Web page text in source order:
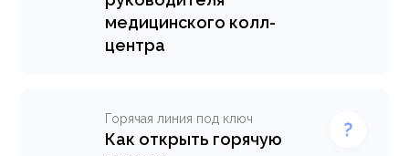
медицинского колл-
центра
Горячая линия под ключ
Как открыть горячую